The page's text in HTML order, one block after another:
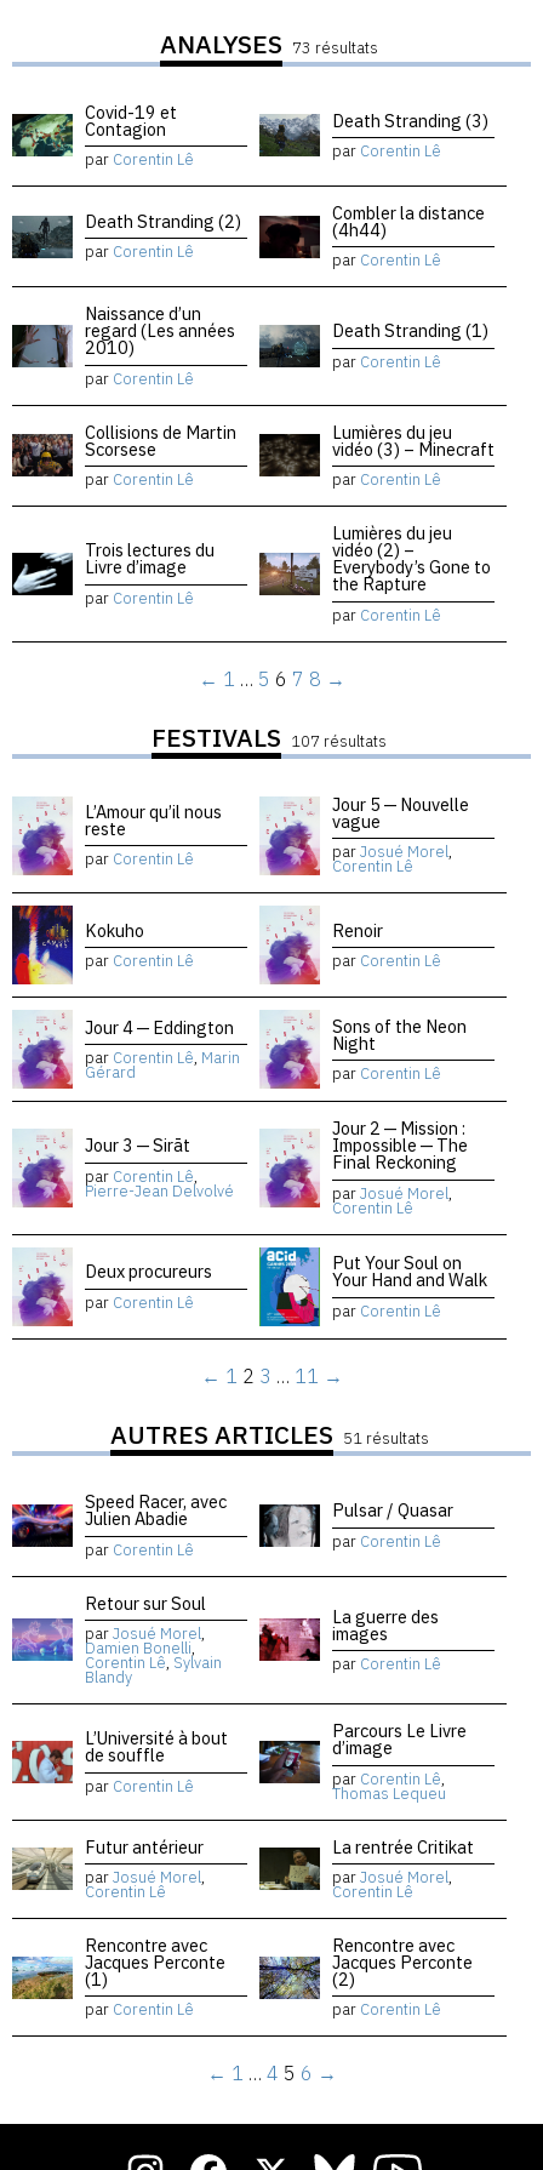
ANALYSES 73 résultats
Covid-19 et
Contagion
par Corentin Lê
Death Stranding (3)
par Corentin Lê
Death Stranding (2)
par Corentin Lê
Combler la distance
(4h44)
par Corentin Lê
Naissance d’un
regard (Les années
2010)
par Corentin Lê
Death Stranding (1)
par Corentin Lê
Collisions de Martin
Scorsese
par Corentin Lê
Lumières du jeu
vidéo (3) – Minecraft
par Corentin Lê
Trois lectures du
Livre d’image
par Corentin Lê
Lumières du jeu
vidéo (2) –
Everybody’s Gone to
the Rapture
par Corentin Lê
← 1 … 5 6 7 8 →
FESTIVALS 107 résultats
L’Amour qu’il nous
reste
par Corentin Lê
Jour 5 — Nouvelle
vague
parJosué Morel,
Corentin Lê
Kokuho
par Corentin Lê
Renoir
par Corentin Lê
Jour 4 — Eddington
par Corentin Lê, Marin
Gérard
Sons of the Neon
Night
par Corentin Lê
Jour 3 — Sirāt
par Corentin Lê,
Pierre-Jean Delvolvé
Jour 2 — Mission :
Impossible — The
Final Reckoning
parJosué Morel,
Corentin Lê
Deux procureurs
par Corentin Lê
Put Your Soul on
Your Hand and Walk
par Corentin Lê
← 1 2 3 … 11 →
AUTRES ARTICLES 51 résultats
Speed Racer, avec
Julien Abadie
par Corentin Lê
Pulsar / Quasar
par Corentin Lê
Retour sur Soul
parJosué Morel,
Damien Bonelli,
Corentin Lê, Sylvain
Blandy
La guerre des
images
par Corentin Lê
L’Université à bout
de souffle
par Corentin Lê
Parcours Le Livre
d’image
par Corentin Lê,
Thomas Lequeu
Futur antérieur
parJosué Morel,
Corentin Lê
La rentrée Critikat
parJosué Morel,
Corentin Lê
Rencontre avec
Jacques Perconte
(1)
par Corentin Lê
Rencontre avec
Jacques Perconte
(2)
par Corentin Lê
← 1 … 4 5 6 →